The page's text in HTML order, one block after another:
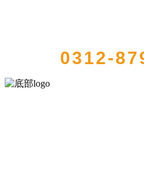
0312-